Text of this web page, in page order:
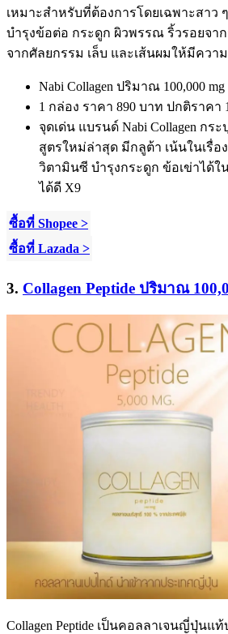
เหมาะสำหรับที่ต้องการโดยเฉพาะสาว
บำรุงข้อต่อ กระดูก ผิวพรรณ ริ้วรอยจา
จากศัลยกรรม เล็บ และเส้นผมให้มีควา
Nabi Collagen ปริมาณ 100,000 mg
1 กล่อง ราคา 890 บาท ปกติราคา
จุดเด่น แบรนด์ Nabi Collagen กระ
สูตรใหม่ล่าสุด มีกลูต้า เน้นในเรื่
วิตามินซี บำรุงกระดูก ข้อเข่าได้
ได้ดี X9
ซื้อที่ Shopee >
ซื้อที่ Lazada >
3. Collagen Peptide ปริมาณ
Collagen Peptide เป็นคอลลาเจนญี่ปุ่นแท้